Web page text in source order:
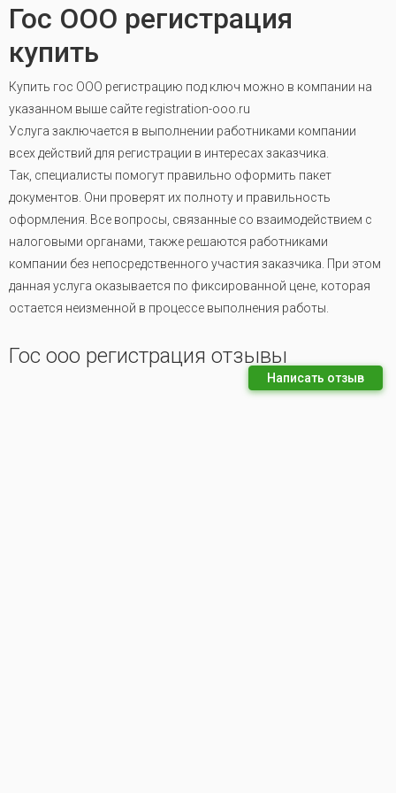
Гос ООО регистрация
купить
Купить гос ООО регистрацию под ключ можно в компании на
указанном выше сайте registration-ooo.ru
Услуга заключается в выполнении работниками компании
всех действий для регистрации в интересах заказчика.
Так, специалисты помогут правильно оформить пакет
документов. Они проверят их полноту и правильность
оформления. Все вопросы, связанные со взаимодействием с
налоговыми органами, также решаются работниками
компании без непосредственного участия заказчика. При этом
данная услуга оказывается по фиксированной цене, которая
остается неизменной в процессе выполнения работы.
Гос ооо регистрация отзывы
Написать отзыв